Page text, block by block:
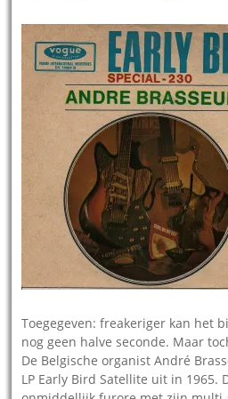
Toegegeven: freakeriger kan het
nog geen halve seconde. Maar
De Belgische organist André
LP Early Bird Satellite uit in 1965.